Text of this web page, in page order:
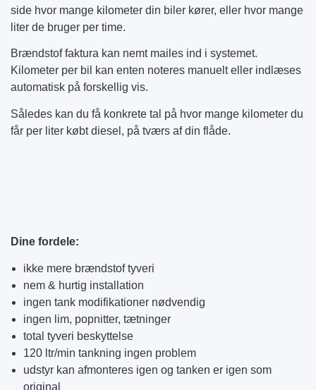
side hvor mange kilometer din biler kører, eller hvor mange
liter de bruger per time.
Brændstof faktura kan nemt mailes ind i systemet.
Kilometer per bil kan enten noteres manuelt eller indlæses
automatisk på forskellig vis.
Således kan du få konkrete tal på hvor mange kilometer du
får per liter købt diesel, på tværs af din flåde.
Dine fordele:
ikke mere brændstof tyveri
nem & hurtig installation
ingen tank modifikationer nødvendig
ingen lim, popnitter, tætninger
total tyveri beskyttelse
120 ltr/min tankning ingen problem
udstyr kan afmonteres igen og tanken er igen som
original